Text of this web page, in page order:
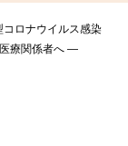
コロナウイルス感染
療関係者へ ―